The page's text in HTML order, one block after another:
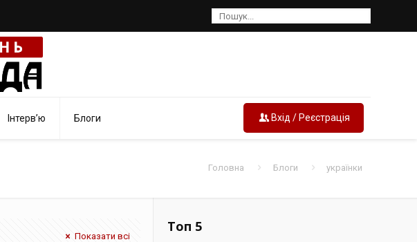
Інтерв’ю Блоги Вхід / Реєстрація
Головна Блоги українки
Показати всі
Топ 5